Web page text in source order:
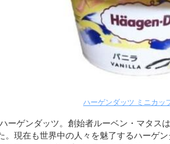
ハーゲンダッツ ミニカッ
ーゲンダッツ。創始者ルーベン・マタス
。現在も世界中の人々を魅了するハーゲ